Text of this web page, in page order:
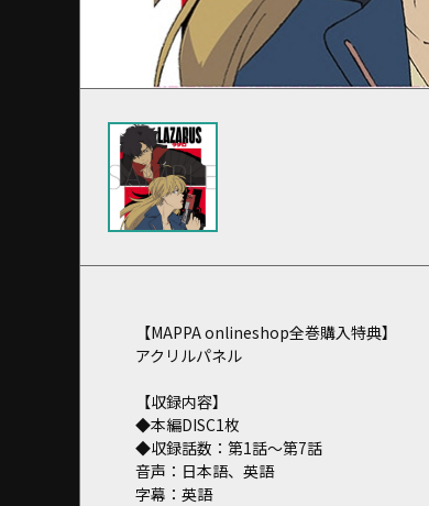
【MAPPA onlineshop全巻購入特典】
アクリルパネル
【収録内容】
◆本編DISC1枚
◆収録話数：第1話～第7話
音声：日本語、英語
字幕：英語